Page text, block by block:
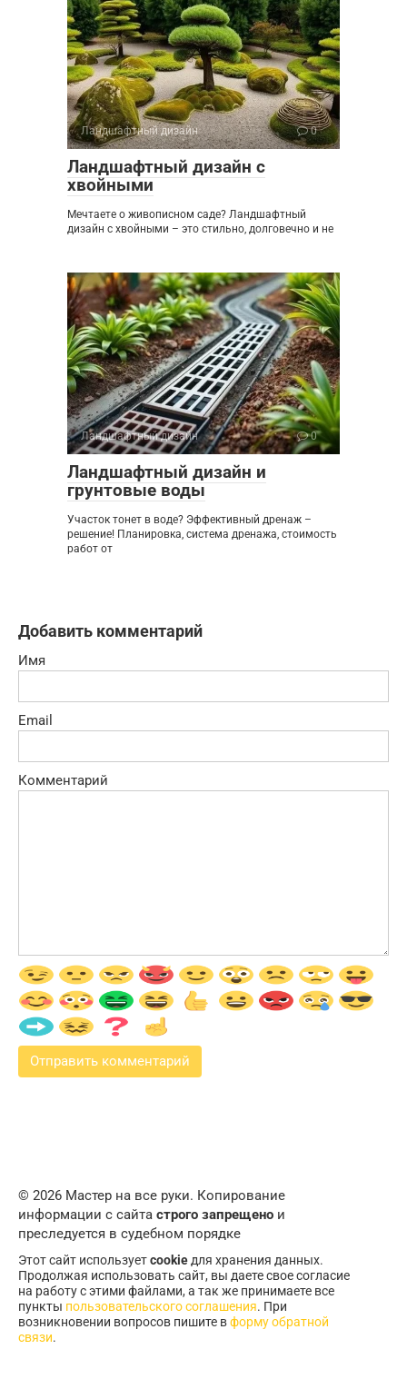
Ландшафтный дизайн 0
Ландшафтный дизайн с
хвойными
Мечтаете о живописном саде? Ландшафтный
дизайн с хвойными – это стильно, долговечно и не
Ландшафтный дизайн 0
Ландшафтный дизайн и
грунтовые воды
Участок тонет в воде? Эффективный дренаж –
решение! Планировка, система дренажа, стоимость
работ от
Добавить комментарий
Имя
Email
Комментарий
© 2026 Мастер на все руки. Копирование
информации с сайта строго запрещено и
преследуется в судебном порядке
Этот сайт используетcookieдля хранения данных.
Продолжая использовать сайт, вы даете свое согласие
на работу с этими файлами, а так же принимаете все
пункты пользовательского соглашения. При
возникновении вопросов пишите вформу обратной
связи.